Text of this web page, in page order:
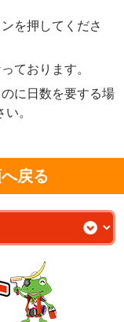
を押してくださ
ております。
に日数を要する場
。
戻る